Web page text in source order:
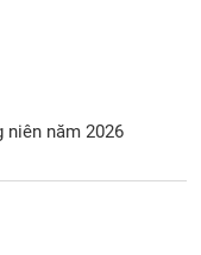
năm 2026